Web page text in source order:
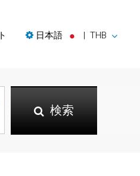
日本語 | THB
検索